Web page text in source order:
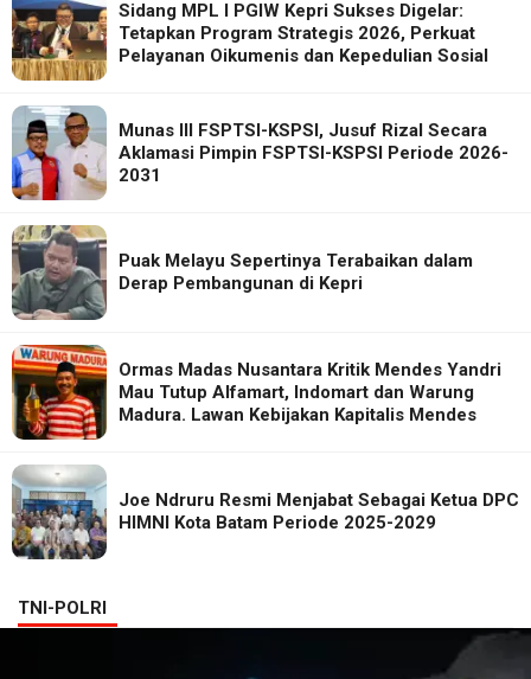
Sidang MPL I PGIW Kepri Sukses Digelar:
Tetapkan Program Strategis 2026, Perkuat
Pelayanan Oikumenis dan Kepedulian Sosial
Munas III FSPTSI-KSPSI, Jusuf Rizal Secara
Aklamasi Pimpin FSPTSI-KSPSI Periode 2026-
2031
Puak Melayu Sepertinya Terabaikan dalam
Derap Pembangunan di Kepri
Ormas Madas Nusantara Kritik Mendes Yandri
Mau Tutup Alfamart, Indomart dan Warung
Madura. Lawan Kebijakan Kapitalis Mendes
Joe Ndruru Resmi Menjabat Sebagai Ketua DPC
HIMNI Kota Batam Periode 2025-2029
TNI-POLRI